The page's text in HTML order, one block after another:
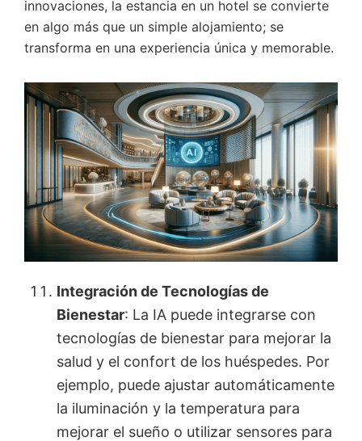
innovaciones, la estancia en un hotel se convierte
en algo más que un simple alojamiento; se
transforma en una experiencia única y memorable.
Integración de Tecnologías de
Bienestar: La IA puede integrarse con
tecnologías de bienestar para mejorar la
salud y el confort de los huéspedes. Por
ejemplo, puede ajustar automáticamente
la iluminación y la temperatura para
mejorar el sueño o utilizar sensores para